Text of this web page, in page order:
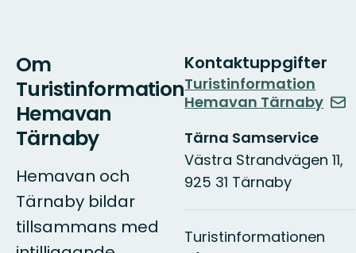
Om
Turistinformation
Hemavan
Tärnaby
Hemavan och
Tärnaby bildar
tillsammans med
Kontaktuppgifter
Turistinformation
Hemavan Tärnaby
Tärna Samservice
Västra Strandvägen 11,
925 31 Tärnaby
Turistinformationen